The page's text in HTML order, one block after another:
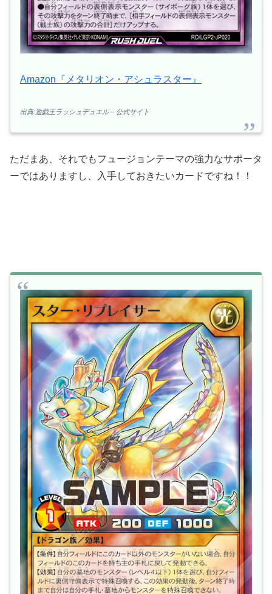
Amazon『メタリオン・アシュラスター』
出典:遊戯王ラッシュデュエル – 公式サイト
ただまあ、それでもフュージョンテーマの強力なサポータ
ーではありますし、入手しておきたいカードですね！！